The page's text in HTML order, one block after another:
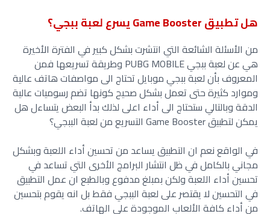
هل تطبيق Game Booster يسرع لعبة ببجي؟
من الأسئلة الشائعة التي انتشرت بشكل كبير في الفترة الأخيرة
هي عن لعبة ببجي PUBG MOBILE
وطريقة تسريعها فمن
المعروف بأن لعبة ببجي موبايل تحتاج الى مواصفات هاتف عالية
وموارد كثيرة حتى تعمل بشكل صحيح كونها تضم رسوميات عالية
الدقة وبالتالي ستحتاج الى أداء اعلى لذلك بدأ البعض يتساءل هل
يمكن لتطبيق Game Booster التسريع من لعبة الببجي؟
في الواقع نعم ان التطبيق يساعد من تحسين أداء اللعبة وبشكل
مجاني بالكامل في ظل انتشار البرامج الأخرى التي تساعد في
تحسين أداء اللعبة ولكن بمبلغ مدفوع وبالطبع ان عمل التطبيق
في التحسين لا يقتصر على لعبة الببجي فقط بل انه يقوم بتحسين
من أداء كافة الألعاب الموجودة على الهاتف.